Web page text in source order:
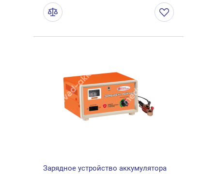
Зарядное устройство аккумулятора